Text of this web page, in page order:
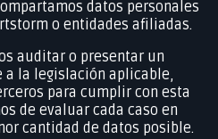
datos personales
o entidades afiliadas.
auditar o presentar un
a la legislación aplicable,
para cumplir con esta
de evaluar cada caso en
cantidad de datos posible.